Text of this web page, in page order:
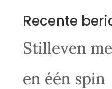
Recente
Stilleven
en één spin